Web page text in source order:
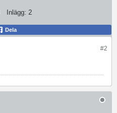
Inlägg: 2
Dela
#2